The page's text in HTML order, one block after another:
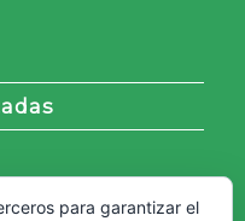
para garantizar el